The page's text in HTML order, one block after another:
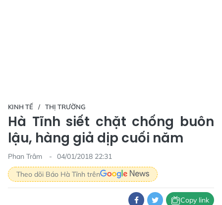
KINH TẾ THỊ TRƯỜNG
Hà Tĩnh siết chặt chống buôn
lậu, hàng giả dịp cuối năm
Phan Trâm
04/01/2018 22:31
Theo dõi Báo Hà Tĩnh trên
Copy link